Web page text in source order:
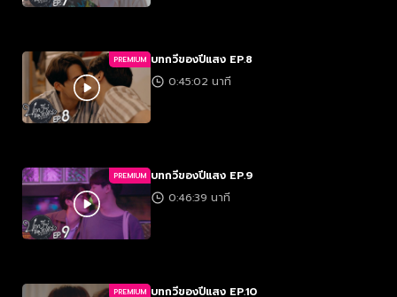
PREMIUM บทกวีของปีแสง EP.8
0:45:02 นาที
PREMIUM บทกวีของปีแสง EP.9
0:46:39 นาที
PREMIUM บทกวีของปีแสง EP.10